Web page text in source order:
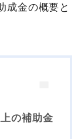
成金の概要と
の補助金